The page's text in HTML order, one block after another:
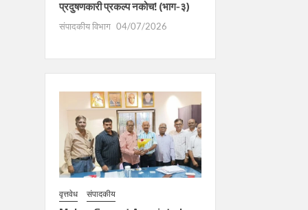
प्रदुषणकारी प्रकल्प नकोच! (भाग-३)
संपादकीय विभाग 04/07/2026
वृत्तवेध संपादकीय